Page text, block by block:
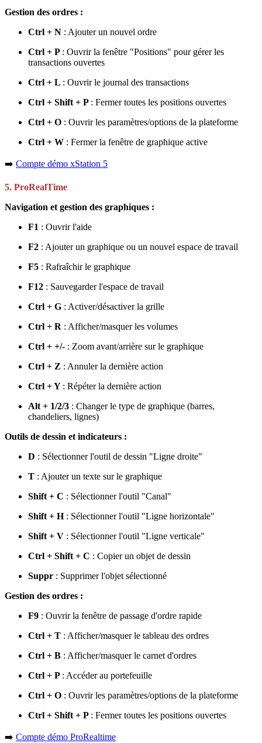
Gestion des ordres :
Ctrl + N : Ajouter un nouvel ordre
Ctrl + P : Ouvrir la fenêtre "Positions" pour gérer les
transactions ouvertes
Ctrl + L : Ouvrir le journal des transactions
Ctrl + Shift + P : Fermer toutes les positions ouvertes
Ctrl + O : Ouvrir les paramètres/options de la plateforme
Ctrl + W : Fermer la fenêtre de graphique active
➡️ Compte démo xStation 5
5. ProRealTime
Navigation et gestion des graphiques :
F1 : Ouvrir l'aide
F2 : Ajouter un graphique ou un nouvel espace de travail
F5 : Rafraîchir le graphique
F12 : Sauvegarder l'espace de travail
Ctrl + G : Activer/désactiver la grille
Ctrl + R : Afficher/masquer les volumes
Ctrl + +/- : Zoom avant/arrière sur le graphique
Ctrl + Z : Annuler la dernière action
Ctrl + Y : Répéter la dernière action
Alt + 1/2/3 : Changer le type de graphique (barres,
chandeliers, lignes)
Outils de dessin et indicateurs :
D : Sélectionner l'outil de dessin "Ligne droite"
T : Ajouter un texte sur le graphique
Shift + C : Sélectionner l'outil "Canal"
Shift + H : Sélectionner l'outil "Ligne horizontale"
Shift + V : Sélectionner l'outil "Ligne verticale"
Ctrl + Shift + C : Copier un objet de dessin
Suppr : Supprimer l'objet sélectionné
Gestion des ordres :
F9 : Ouvrir la fenêtre de passage d'ordre rapide
Ctrl + T : Afficher/masquer le tableau des ordres
Ctrl + B : Afficher/masquer le carnet d'ordres
Ctrl + P : Accéder au portefeuille
Ctrl + O : Ouvrir les paramètres/options de la plateforme
Ctrl + Shift + P : Fermer toutes les positions ouvertes
➡️ Compte démo ProRealtime